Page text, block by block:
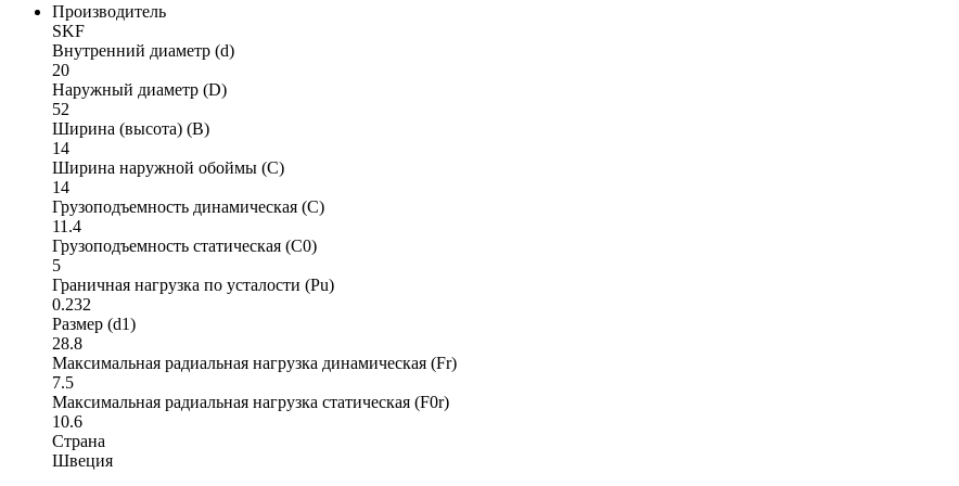
Производитель
SKF
Внутренний диаметр (d)
20
Наружный диаметр (D)
52
Ширина (высота) (B)
14
Ширина наружной обоймы (C)
14
Грузоподъемность динамическая (C)
11.4
Грузоподъемность статическая (C0)
5
Граничная нагрузка по усталости (Pu)
0.232
Размер (d1)
28.8
Максимальная радиальная нагрузка динамическая (Fr)
7.5
Максимальная радиальная нагрузка статическая (F0r)
10.6
Страна
Швеция